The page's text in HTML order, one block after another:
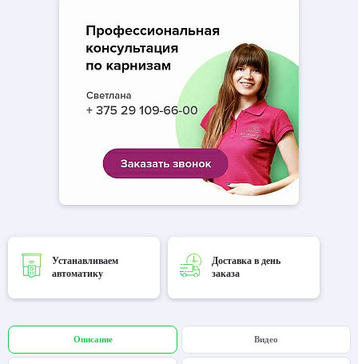
Устанавливаем
автоматику
Доставка в день
заказа
Описание Видео